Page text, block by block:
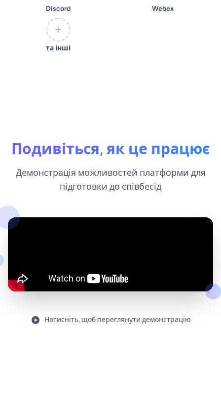
Discord Webex
та інші
Подивіться, як це працює
Демонстрація можливостей платформи для
підготовки до співбесід
Натисніть, щоб переглянути демонстрацію